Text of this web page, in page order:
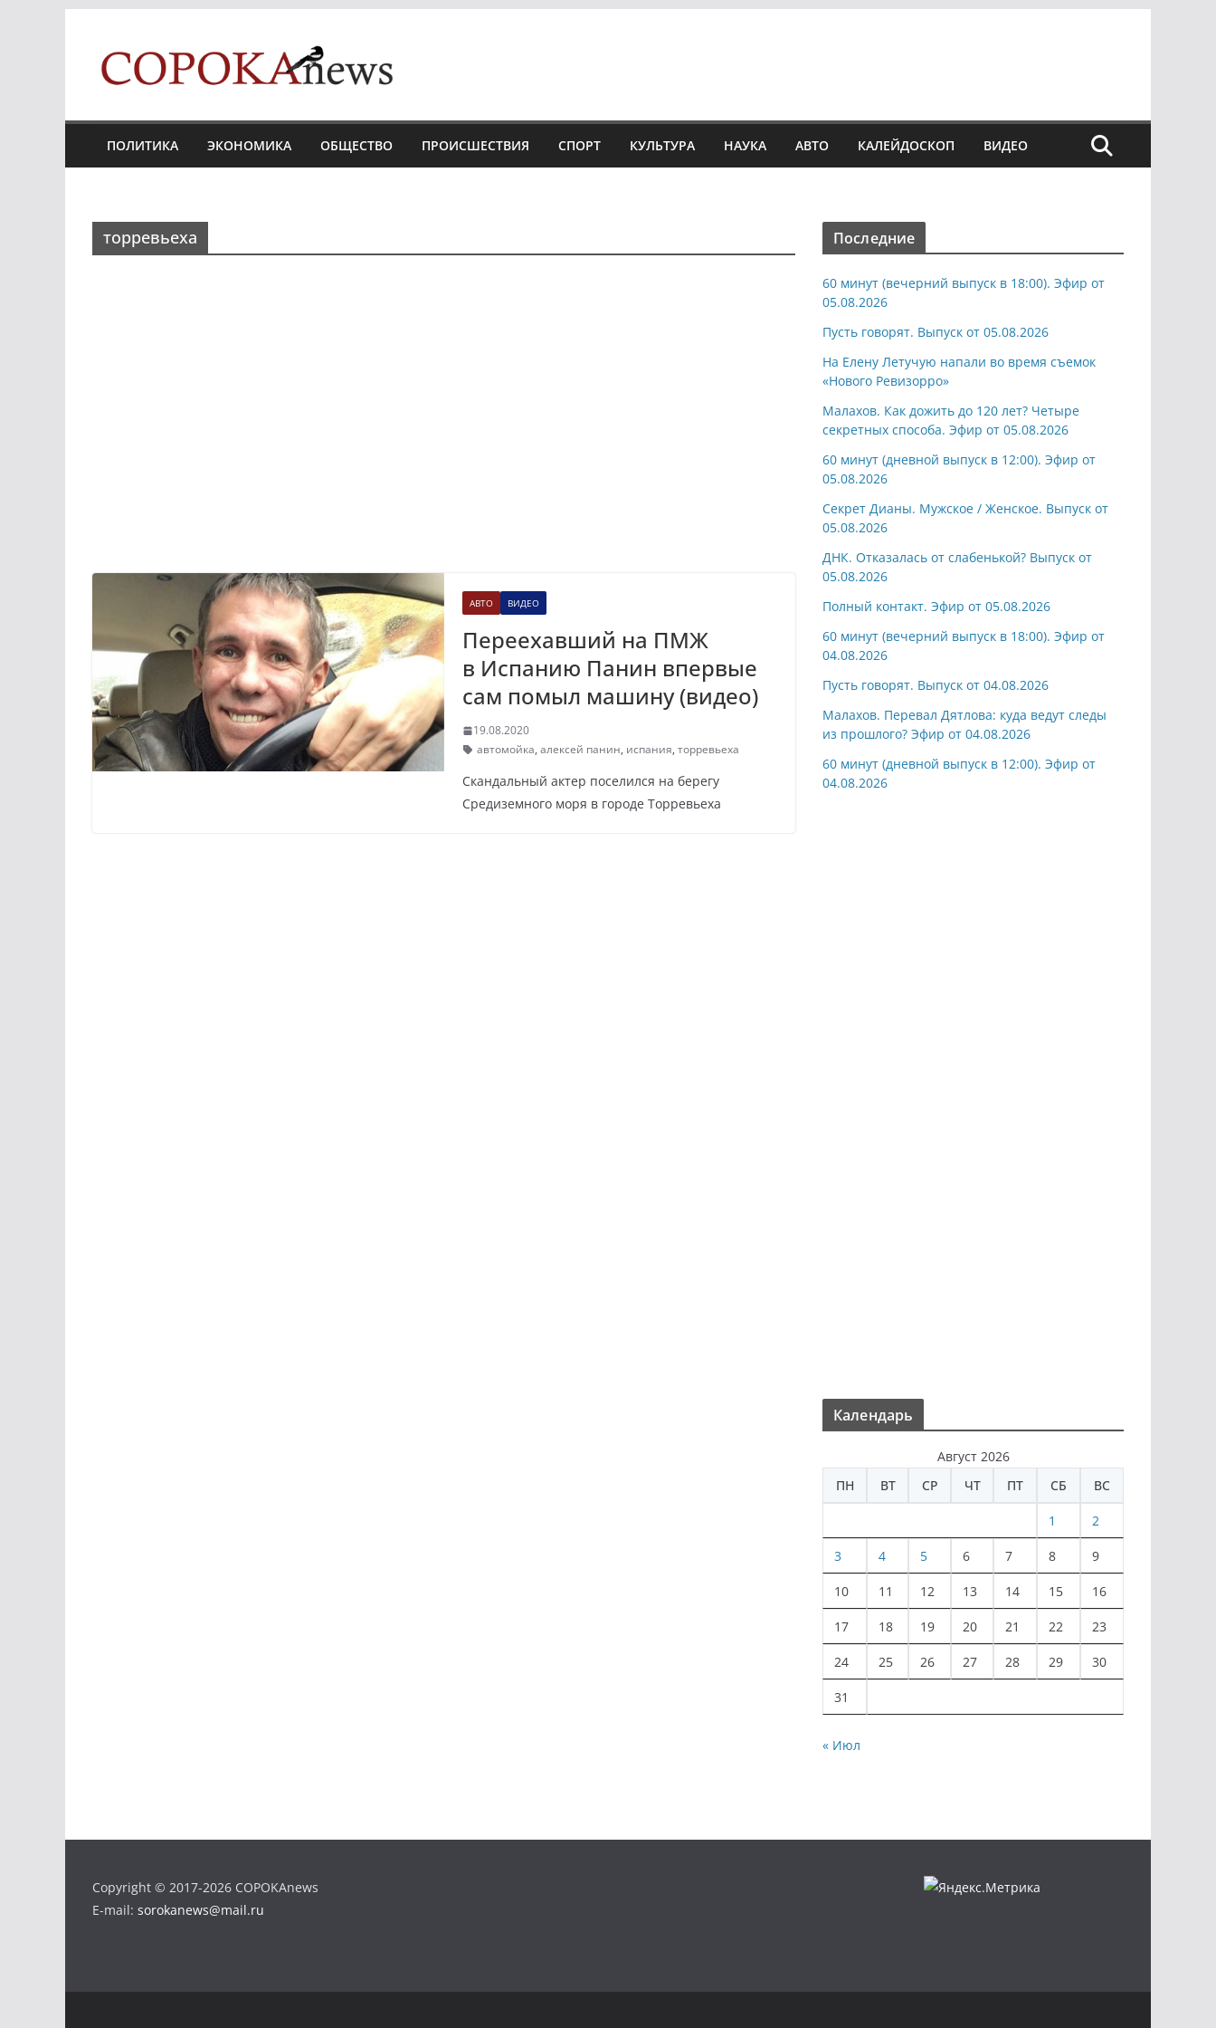
content
ПОЛИТИКА ЭКОНОМИКА ОБЩЕСТВО ПРОИСШЕСТВИЯ СПОРТ КУЛЬТУРА НАУКА АВТО КАЛЕЙДОСКОП ВИДЕО
торревьеха
АВТО ВИДЕО
Переехавший на ПМЖ
в Испанию Панин впервые
сам помыл машину (видео)
19.08.2020
автомойка, алексей панин, испания, торревьеха
Скандальный актер поселился на берегу
Средиземного моря в городе Торревьеха
Последние
60 минут (вечерний выпуск в 18:00). Эфир от
05.08.2026
Пусть говорят. Выпуск от 05.08.2026
На Елену Летучую напали во время съемок
«Нового Ревизорро»
Малахов. Как дожить до 120 лет? Четыре
секретных способа. Эфир от 05.08.2026
60 минут (дневной выпуск в 12:00). Эфир от
05.08.2026
Секрет Дианы. Мужское / Женское. Выпуск от
05.08.2026
ДНК. Отказалась от слабенькой? Выпуск от
05.08.2026
Полный контакт. Эфир от 05.08.2026
60 минут (вечерний выпуск в 18:00). Эфир от
04.08.2026
Пусть говорят. Выпуск от 04.08.2026
Малахов. Перевал Дятлова: куда ведут следы
из прошлого? Эфир от 04.08.2026
60 минут (дневной выпуск в 12:00). Эфир от
04.08.2026
Календарь
Август 2026
ПН
ВТ СР ЧТ ПТ СБ ВС
1 2
3 4 5 6 7 8 9
10 11 12 13 14 15 16
17 18 19 20 21 22 23
24 25 26 27 28 29 30
31
« Июл
Copyright © 2017-2026 COPOKAnews
E-mail: sorokanews@mail.ru